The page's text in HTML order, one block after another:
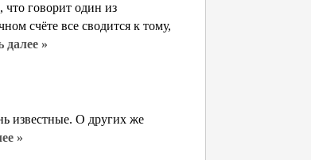
что говорит один из
счёте все сводится к тому,
далее »
известные. О других же
»